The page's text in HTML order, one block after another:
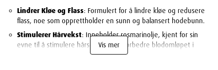
Lindrer Kløe og Flass: Formulert for å lindre kløe og redusere
flass, noe som opprettholder en sunn og balansert hodebunn.
Stimulerer Hårvekst: Inneholder rosmarinolje, kjent for sin
evne til å stimulere hårsekkene og forbedre blodomløpet i
Vis mer